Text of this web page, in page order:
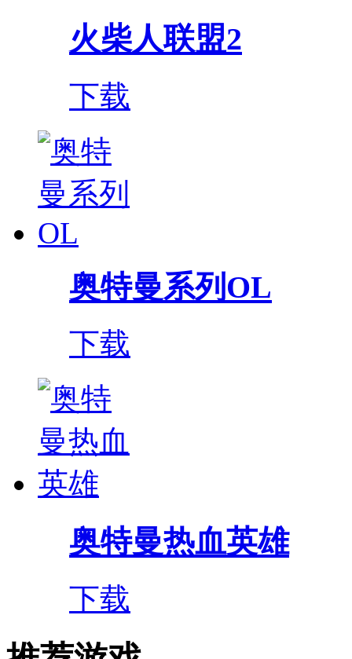
火柴人联盟2
下载
奥特曼系列OL
下载
奥特曼热血英雄
下载